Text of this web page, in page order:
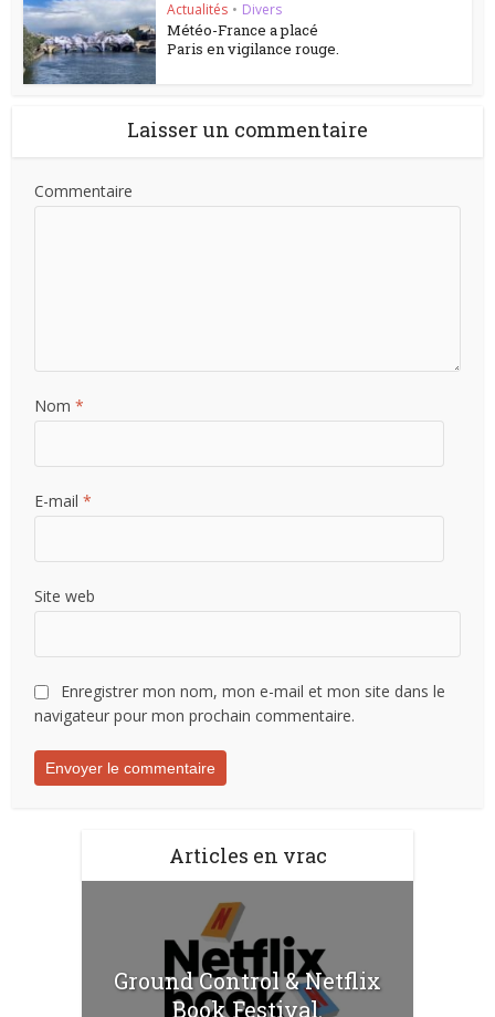
Actualités • Divers
Météo-France a placé
Paris en vigilance rouge.
Laisser un commentaire
Commentaire
Nom*
E-mail*
Site web
Enregistrer mon nom, mon e-mail et mon site dans le
navigateur pour mon prochain commentaire.
Articles en vrac
Ground Control & Netflix
Book Festival.